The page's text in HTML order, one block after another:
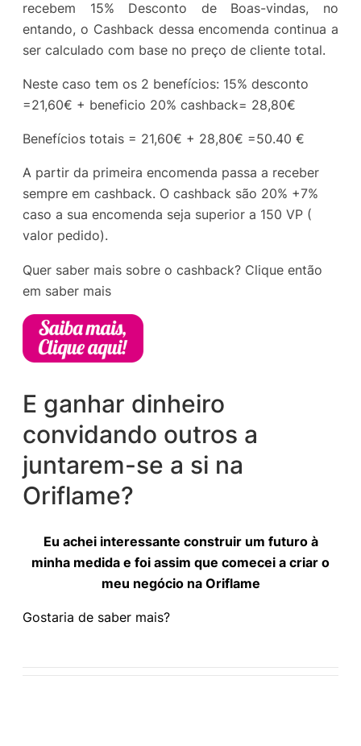
recebem 15% Desconto de Boas-vindas, no
entando, o Cashback dessa encomenda continua a
ser calculado com base no preço de cliente total.
Neste caso tem os 2 benefícios: 15% desconto
=21,60€ + beneficio 20% cashback= 28,80€
Benefícios totais = 21,60€ + 28,80€ =50.40 €
A partir da primeira encomenda passa a receber
sempre em cashback. O cashback são 20% +7%
caso a sua encomenda seja superior a 150 VP (
valor pedido).
Quer saber mais sobre o cashback? Clique então
em saber mais
E ganhar dinheiro
convidando outros a
juntarem-se a si na
Oriflame?
Eu achei interessante construir um futuro à
minha medida e foi assim que comecei a criar o
meu negócio na Oriflame
Gostaria de saber mais?